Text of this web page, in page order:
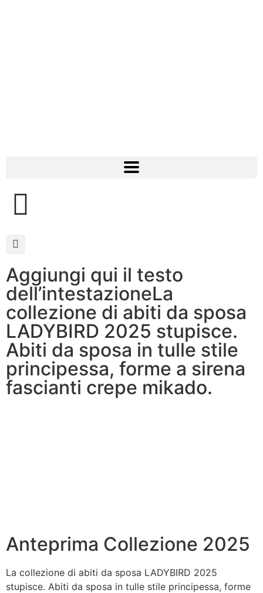
Aggiungi qui il testo
dell’intestazioneLa
collezione di abiti da sposa
LADYBIRD 2025 stupisce.
Abiti da sposa in tulle stile
principessa, forme a sirena
fascianti crepe mikado.
Anteprima Collezione 2025
La collezione di abiti da sposa LADYBIRD 2025
stupisce. Abiti da sposa in tulle stile principessa, forme